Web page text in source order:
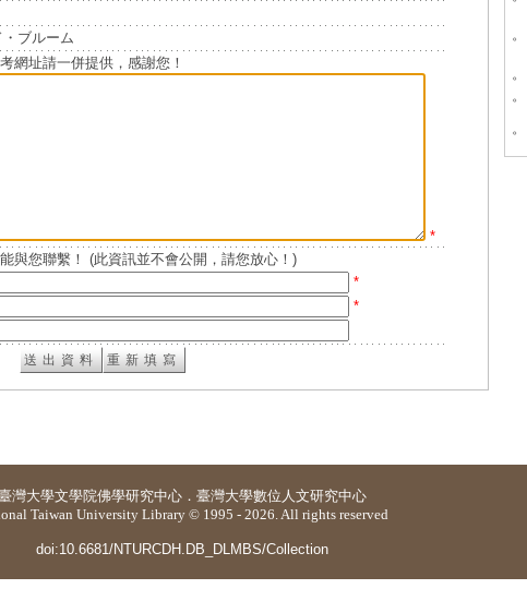
ブルーム
網址請一併提供，感謝您！
*
與您聯繫！ (此資訊並不會公開，請您放心！)
*
*
。
。
。
。
灣大學文學院佛學研究中心 ． 臺灣大學數位人文研究中心
Taiwan University Library © 1995 - 2026. All rights reserved
doi:10.6681/NTURCDH.DB_DLMBS/Collection